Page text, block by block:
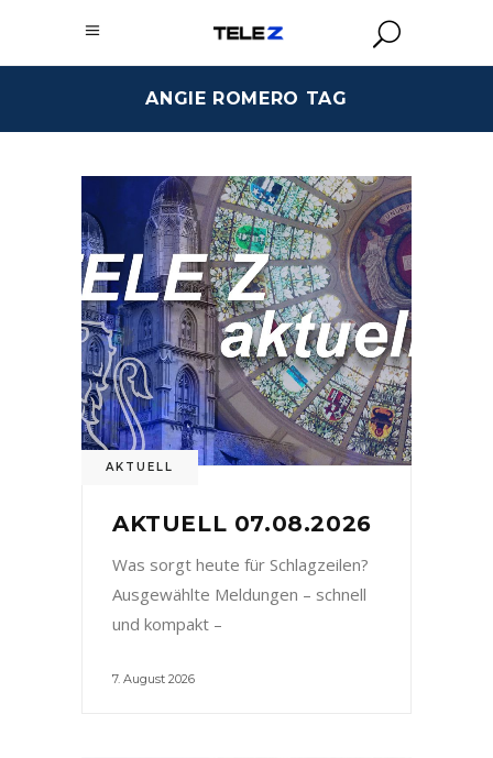
ANGIE ROMERO TAG
AKTUELL
AKTUELL 07.08.2026
Was sorgt heute für Schlagzeilen?
Ausgewählte Meldungen – schnell
und kompakt –
7. August 2026